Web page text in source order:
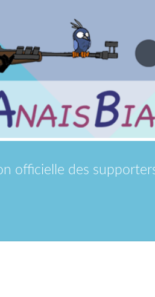
officielle des